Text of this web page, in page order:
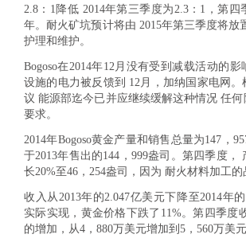
2.8：1降低 2014年第三季度为2.3：1，第四
年。耐火矿坑预计将由 2015年第三季度将放
护理和维护。
Bogoso在2014年12月没有受到减载活动的
设施的电力被反馈到 12月，加纳国家电网
议 能源部迄今已并应继续缓解这种情况 任
要求。
2014年Bogoso黄金产量和销售总量为147，
于2013年售出的144，999盎司。第四季度，
长20%至46，254盎司，因为 耐火材料加工的
收入从2013年的2.047亿美元下降至2014年
实际实现，黄金价格下跌了11%。第四季度
的增加，从4，880万美元增加到5，560万美元